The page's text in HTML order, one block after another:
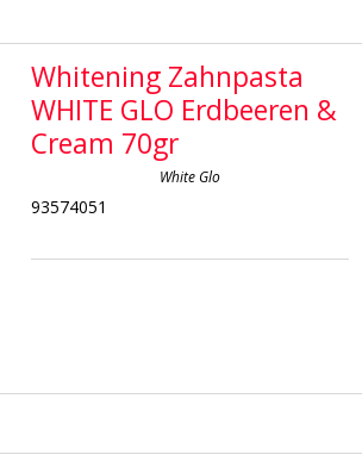
Whitening Zahnpasta
WHITE GLO Erdbeeren &
Cream 70gr
White Glo
93574051